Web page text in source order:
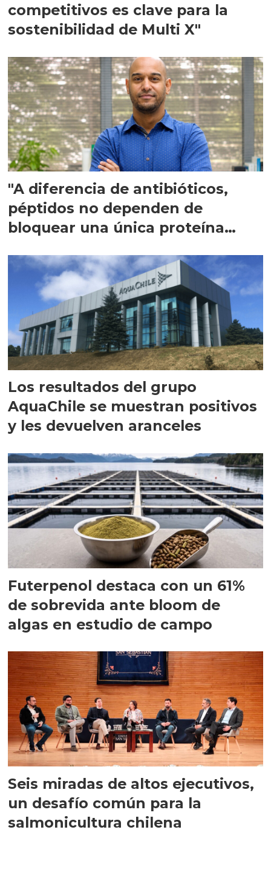
competitivos es clave para la
sostenibilidad de Multi X"
"A diferencia de antibióticos,
péptidos no dependen de
bloquear una única proteína
Los resultados del grupo
AquaChile se muestran positivos
y les devuelven aranceles
Futerpenol destaca con un 61%
de sobrevida ante bloom de
algas en estudio de campo
Seis miradas de altos ejecutivos,
un desafío común para la
salmonicultura chilena